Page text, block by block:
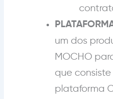
um dos
MOCHO
que
plataforma